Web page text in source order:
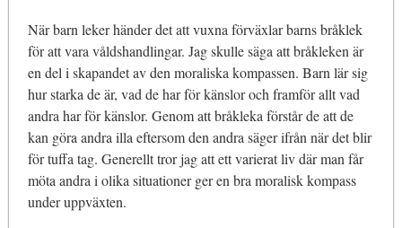
När barn leker händer det att vuxna förväxlar barns bråklek
för att vara våldshandlingar. Jag skulle säga att bråkleken är
en del i skapandet av den moraliska kompassen. Barn lär sig
hur starka de är, vad de har för känslor och framför allt vad
andra har för känslor. Genom att bråkleka förstår de att de
kan göra andra illa eftersom den andra säger ifrån när det blir
för tuffa tag. Generellt tror jag att ett varierat liv där man får
möta andra i olika situationer ger en bra moralisk kompass
under uppväxten.